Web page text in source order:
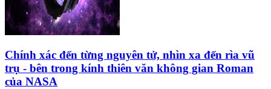
Chính xác đến từng nguyên tử, nhìn xa đến rìa vũ
trụ - bên trong kính thiên văn không gian Roman
của NASA